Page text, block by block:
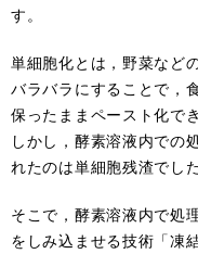
す。
単細胞化とは，野菜など
バラバラにすることで，
保ったままペースト化で
しかし，酵素溶液内での
れたのは単細胞残渣でした
そこで，酵素溶液内で処
をしみ込ませる技術「凍